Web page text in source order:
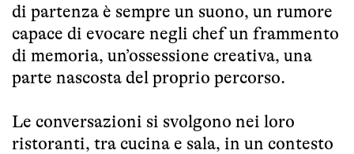
di partenza è sempre un suono, un rumore
capace di evocare negli chef un frammento
di memoria, un’ossessione creativa, una
parte nascosta del proprio percorso.
Le conversazioni si svolgono nei loro
ristoranti, tra cucina e sala, in un contesto